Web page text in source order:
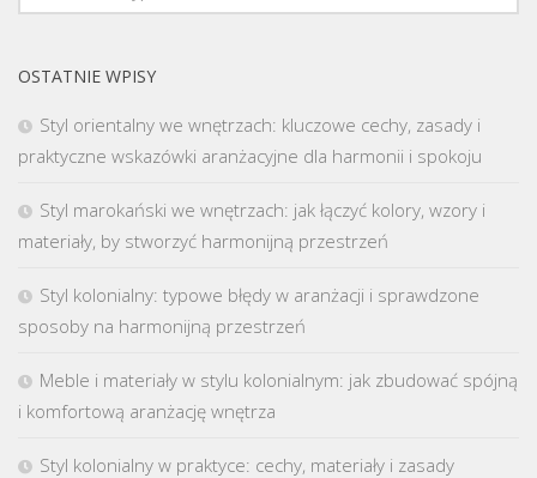
OSTATNIE WPISY
Styl orientalny we wnętrzach: kluczowe cechy, zasady i
praktyczne wskazówki aranżacyjne dla harmonii i spokoju
Styl marokański we wnętrzach: jak łączyć kolory, wzory i
materiały, by stworzyć harmonijną przestrzeń
Styl kolonialny: typowe błędy w aranżacji i sprawdzone
sposoby na harmonijną przestrzeń
Meble i materiały w stylu kolonialnym: jak zbudować spójną
i komfortową aranżację wnętrza
Styl kolonialny w praktyce: cechy, materiały i zasady